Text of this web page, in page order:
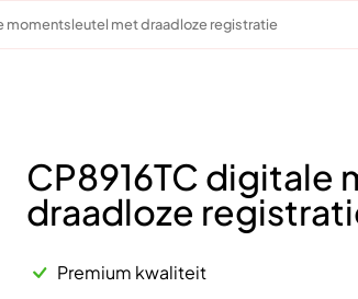
momentsleutel met draadloze registratie
CP8916TC
draadloze
Premium kwaliteit